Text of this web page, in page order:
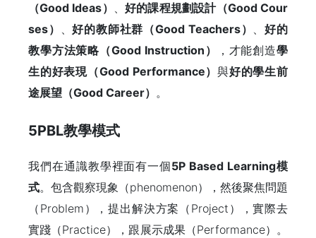
（Good Ideas） 、好的課程規劃設計（Good Cour
ses） 、好的教師社群（Good Teachers） 、好的
教學方法策略（Good Instruction ） ，才能創造學
生的好表現（Good Performance）與好的學生前
途展望（Good Career） 。
5PBL教學模式
我們在通識教學裡面有一個5P Based Learning模
式。包含觀察現象（phenomenon），然後聚焦問題
（Problem），提出解決方案（Project），實際去
實踐（Practice），跟展示成果（Performance）。